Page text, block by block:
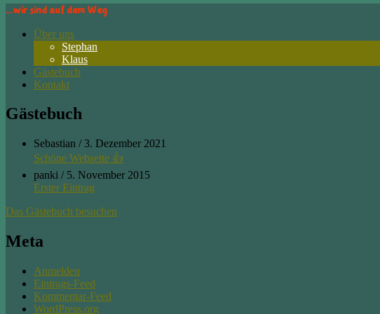
…wir sind auf dem Weg
Über uns
Stephan
Klaus
Gästebuch
Kontakt
Gästebuch
Sebastian / 3. Dezember 2021
Schöne Webseite 👍
panki / 5. November 2015
Erster Eintrag
Das Gästebuch besuchen
Meta
Anmelden
Eintrags-Feed
Kommentar-Feed
WordPress.org